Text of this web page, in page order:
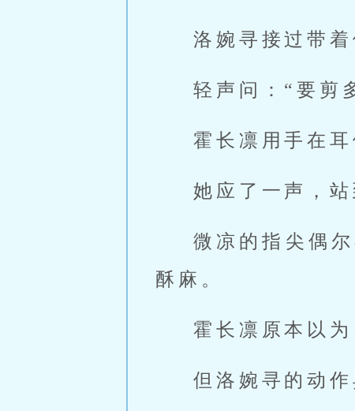
洛婉寻接过带
轻声问：“要剪
霍长凛用手在
她应了一声，
微凉的指尖偶
酥麻。
霍长凛原本以
但洛婉寻的动